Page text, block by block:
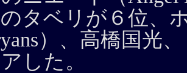
タベリが６位、
）、高橋国光
した。